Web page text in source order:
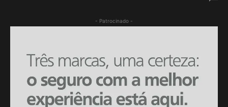
- Patrocinado -